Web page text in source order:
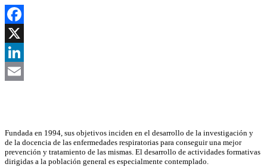
Facebook
X
LinkedIn
Fundada en 1994, sus objetivos inciden en el desarrollo de la investigación y
de la docencia de las enfermedades respiratorias para conseguir una mejor
prevención y tratamiento de las mismas. El desarrollo de actividades formativas
dirigidas a la población general es especialmente contemplado.